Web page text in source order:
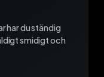
har du ständig
smidigt och